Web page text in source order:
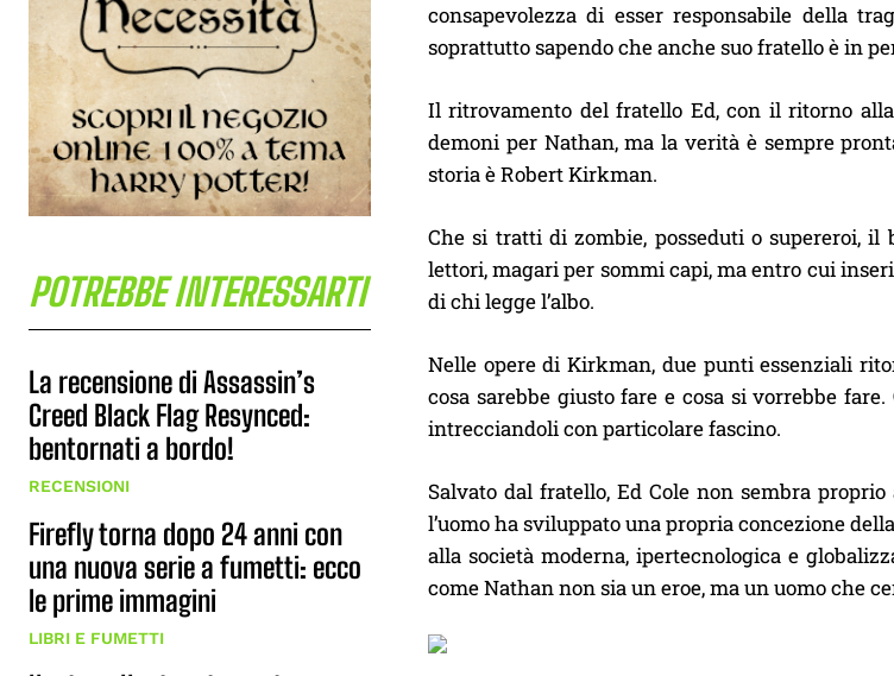
POTREBBE INTERESSARTI
La recensione di Assassin’s
Creed Black Flag Resynced:
bentornati a bordo!
RECENSIONI
Firefly torna dopo 24 anni con
una nuova serie a fumetti: ecco
le prime immagini
LIBRI E FUMETTI
consapevolezza di esser responsabile della
soprattutto sapendo che anche suo fratello è in
Il ritrovamento del fratello Ed, con il ritorno
demoni per Nathan, ma la verità è sempre
storia è Robert Kirkman.
Che si tratti di zombie, posseduti o supereroi,
lettori, magari per sommi capi, ma entro cui
di chi legge l’albo.
Nelle opere di Kirkman, due punti essenziali
cosa sarebbe giusto fare e cosa si vorrebbe fare.
intrecciandoli con particolare fascino.
Salvato dal fratello, Ed Cole non sembra
l’uomo ha sviluppato una propria concezione
alla società moderna, ipertecnologica e
come Nathan non sia un eroe, ma un uomo che